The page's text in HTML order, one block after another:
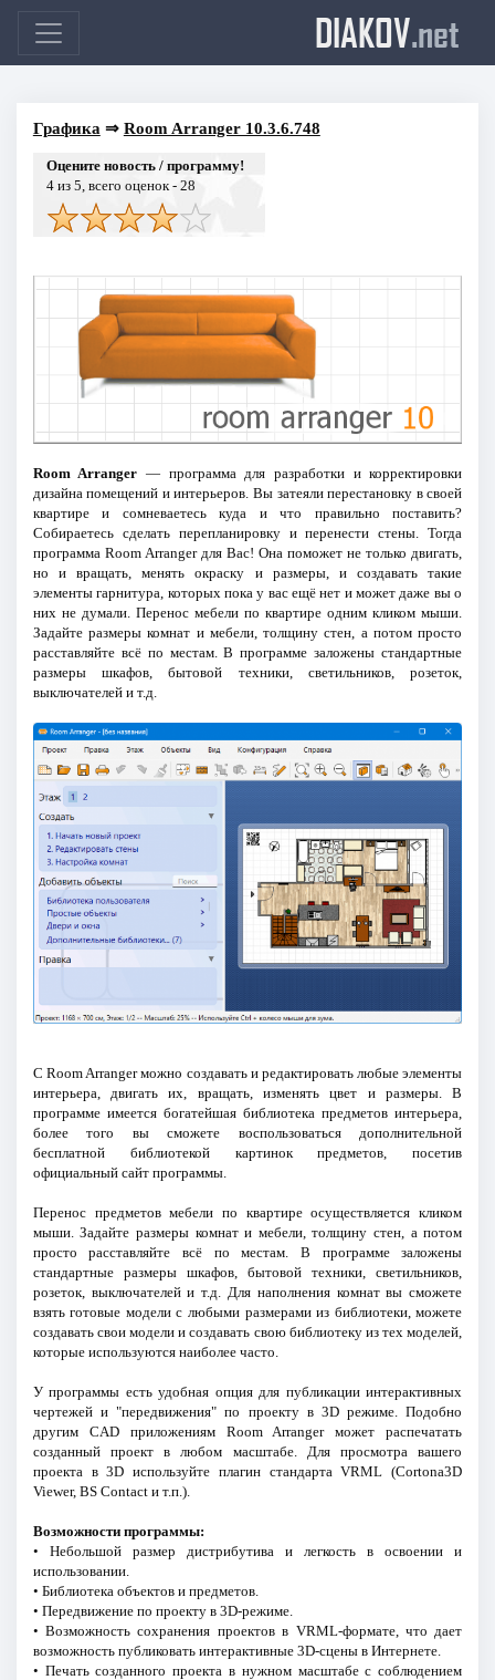
DIAKOV.net
Графика ⇒ Room Arranger 10.3.6.748
Оцените новость / программу!
4из 5, всего оценок - 28
Room Arranger — программа для разработки и корректировки
дизайна помещений и интерьеров. Вы затеяли перестановку в своей
квартире и сомневаетесь куда и что правильно поставить?
Собираетесь сделать перепланировку и перенести стены. Тогда
программа Room Arranger для Вас! Она поможет не только двигать,
но и вращать, менять окраску и размеры, и создавать такие
элементы гарнитура, которых пока у вас ещё нет и может даже вы о
них не думали. Перенос мебели по квартире одним кликом мыши.
Задайте размеры комнат и мебели, толщину стен, а потом просто
расставляйте всё по местам. В программе заложены стандартные
размеры шкафов, бытовой техники, светильников, розеток,
выключателей и т.д.
С Room Arranger можно создавать и редактировать любые элементы
интерьера, двигать их, вращать, изменять цвет и размеры. В
программе имеется богатейшая библиотека предметов интерьера,
более того вы сможете воспользоваться дополнительной
бесплатной библиотекой картинок предметов, посетив
официальный сайт программы.
Перенос предметов мебели по квартире осуществляется кликом
мыши. Задайте размеры комнат и мебели, толщину стен, а потом
просто расставляйте всё по местам. В программе заложены
стандартные размеры шкафов, бытовой техники, светильников,
розеток, выключателей и т.д. Для наполнения комнат вы сможете
взять готовые модели с любыми размерами из библиотеки, можете
создавать свои модели и создавать свою библиотеку из тех моделей,
которые используются наиболее часто.
У программы есть удобная опция для публикации интерактивных
чертежей и "передвижения" по проекту в 3D режиме. Подобно
другим CAD приложениям Room Arranger может распечатать
созданный проект в любом масштабе. Для просмотра вашего
проекта в 3D используйте плагин стандарта VRML (Cortona3D
Viewer, BS Contact и т.п.).
Возможности программы:
• Небольшой размер дистрибутива и легкость в освоении и
использовании.
• Библиотека объектов и предметов.
• Передвижение по проекту в 3D-режиме.
• Возможность сохранения проектов в VRML-формате, что дает
возможность публиковать интерактивные 3D-сцены в Интернете.
• Печать созданного проекта в нужном масштабе с соблюдением